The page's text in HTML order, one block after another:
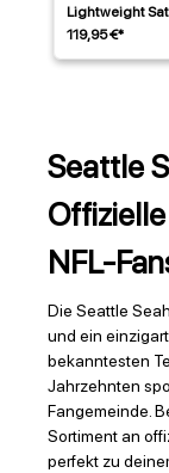
Lightweight
Blau
119,95 €*
Seattle
NFL-
Die Seattle
und ein
bekanntesten
Jahrzehnten
Fangemeinde.
Sortiment an
perfekt zu